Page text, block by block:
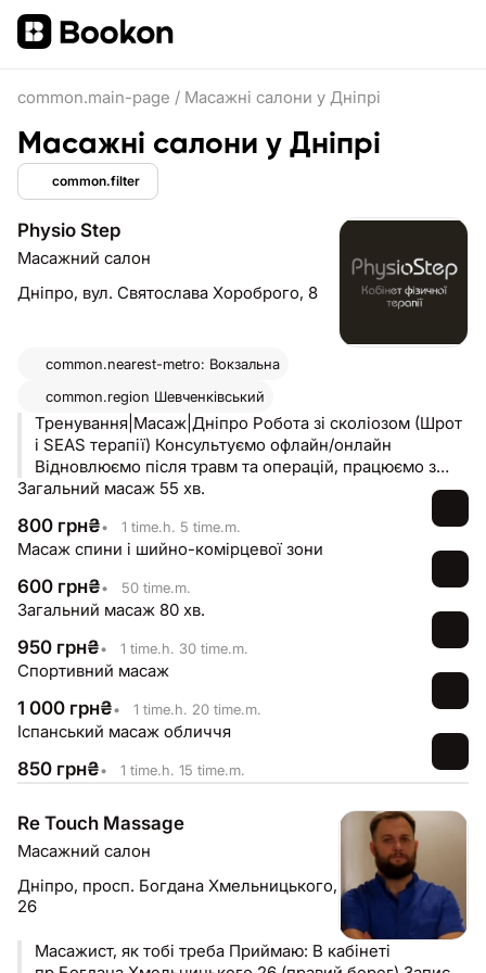
common.main-page / Масажні салони у Дніпрі
Масажні салони у Дніпрі
common.filter
Physio Step
Масажний салон
Дніпро, вул. Святослава Хороброго, 8
common.nearest-metro: Вокзальна
common.region Шевченківський
Тренування|Масаж|Дніпро Робота зі сколіозом (Шрот
і SEAS терапії) Консультуємо офлайн/онлайн
Відновлюємо після травм та операцій, працюємо з
мʼязами тазового дна
Загальний масаж 55 хв.
800 грн₴• 1 time.h. 5 time.m.
Масаж спини і шийно-комірцевої зони
600 грн₴• 50 time.m.
Загальний масаж 80 хв.
950 грн₴• 1 time.h. 30 time.m.
Спортивний масаж
1 000 грн₴• 1 time.h. 20 time.m.
Іспанський масаж обличчя
850 грн₴• 1 time.h. 15 time.m.
Re Touch Massage
Масажний салон
Дніпро, просп. Богдана Хмельницького,
26
Масажист, як тобі треба Приймаю: В кабінеті